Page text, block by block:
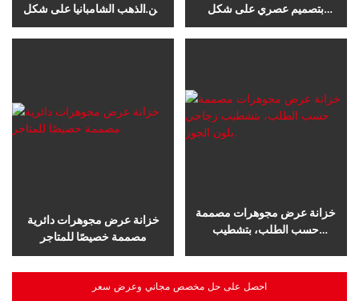
من الذهب الشامبانيا على شكل
جزيرة
بتصميم عصري على شكل
جزيرة
خزانة عرض مجوهرات دائرية
مصممة خصيصًا للمتاجر
خزانة عرض مجوهرات مصممة
حسب الطلب، بتشطيب
احصل على حل مخصص مجاني وعرض سعر